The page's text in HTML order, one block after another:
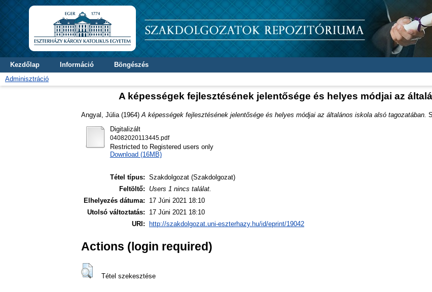
Kezdőlap Információ
Böngészés
Adminisztráció
A képességek fejlesztésének jelentősége és helyes módjai az
Angyal, Júlia (1964) A képességek fejlesztésének jelentősége és helyes módjai az általános iskola alsó tagozatában.
Digitalizált
04082020113445.pdf
Restricted to Registered users only
Download (16MB)
Tétel típus: Szakdolgozat (Szakdolgozat)
Feltöltő:
Users 1 nincs találat.
Elhelyezés dátuma:
17 Júni 2021 18:10
Utolsó változtatás:
17 Júni 2021 18:10
URI:
http://szakdolgozat.uni-eszterhazy.hu/id/eprint/19042
Actions (login required)
Tétel szekesztése